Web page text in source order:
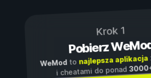
Krok 1
Pobierz
WeModto najlepsza aplikacja
i cheatami do ponad